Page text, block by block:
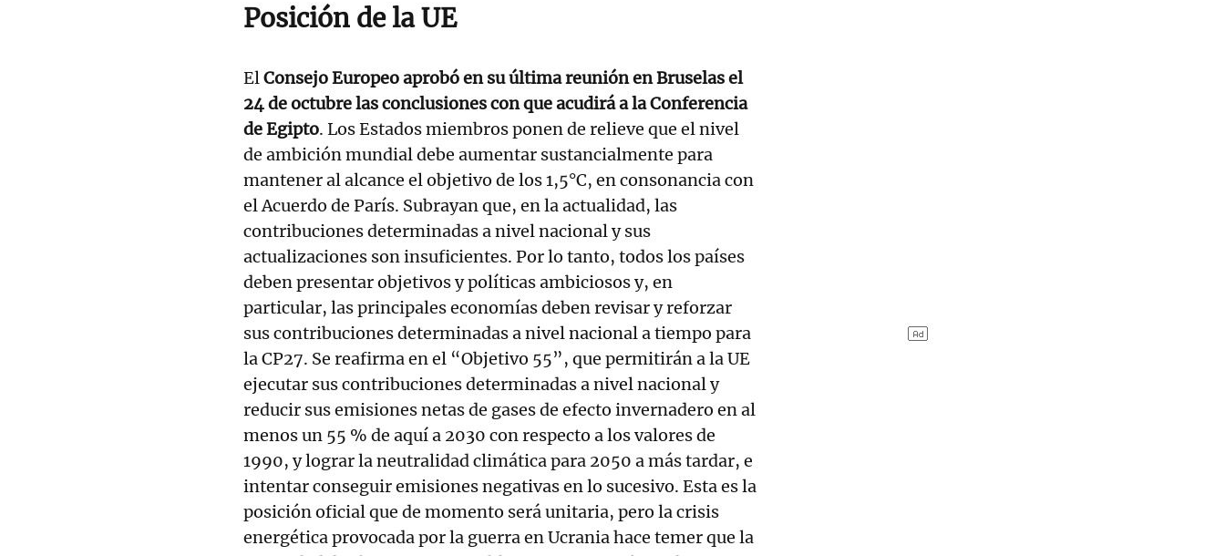
Posición de la UE
ElConsejo Europeo aprobó en su última reunión en Bruselas el
24 de octubre las conclusiones con que acudirá a la Conferencia
de Egipto. Los Estados miembros ponen de relieve que el nivel
de ambición mundial debe aumentar sustancialmente para
mantener al alcance el objetivo de los 1,5°C, en consonancia con
el Acuerdo de París. Subrayan que, en la actualidad, las
contribuciones determinadas a nivel nacional y sus
actualizaciones son insuficientes. Por lo tanto, todos los países
deben presentar objetivos y políticas ambiciosos y, en
particular, las principales economías deben revisar y reforzar
sus contribuciones determinadas a nivel nacional a tiempo para
la CP27. Se reafirma en el “Objetivo 55”, que permitirán a la UE
ejecutar sus contribuciones determinadas a nivel nacional y
reducir sus emisiones netas de gases de efecto invernadero en al
menos un 55 % de aquí a 2030 con respecto a los valores de
1990, y lograr la neutralidad climática para 2050 a más tardar, e
intentar conseguir emisiones negativas en lo sucesivo. Esta es la
posición oficial que de momento será unitaria, pero la crisis
energética provocada por la guerra en Ucrania hace temer que la